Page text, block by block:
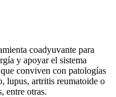
coadyuvante para
y apoyar el sistema
conviven con patologías
lupus, artritis reumatoide o
entre otras.